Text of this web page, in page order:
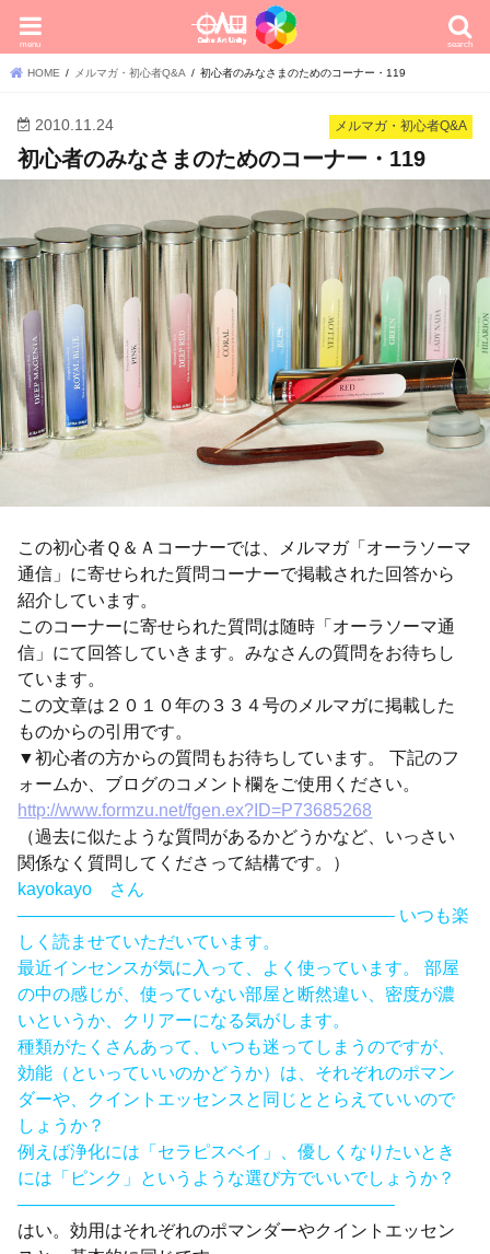
search
menu
HOME メルマガ・初心者Q&A 初心者のみなさまのためのコーナー・119
メルマガ・初心者Q&A
2010.11.24
初心者のみなさまのためのコーナー・119
この初心者Ｑ＆Ａコーナーでは、メルマガ「オーラソーマ
通信」に寄せられた質問コーナーで掲載された回答から
紹介しています。
このコーナーに寄せられた質問は随時「オーラソーマ通
信」にて回答していきます。みなさんの質問をお待ちし
ています。
この文章は２０１０年の３３４号のメルマガに掲載した
ものからの引用です。
▼初心者の方からの質問もお待ちしています。 下記のフ
ォームか、ブログのコメント欄をご使用ください。
http://www.formzu.net/fgen.ex?ID=P73685268
（過去に似たような質問があるかどうかなど、いっさい
関係なく質問してくださって結構です。）
kayokayo さん
—————————————————————– いつも楽
しく読ませていただいています。
最近インセンスが気に入って、よく使っています。 部屋
の中の感じが、使っていない部屋と断然違い、密度が濃
いというか、クリアーになる気がします。
種類がたくさんあって、いつも迷ってしまうのですが、
効能（といっていいのかどうか）は、それぞれのポマン
ダーや、クイントエッセンスと同じととらえていいので
しょうか？
例えば浄化には「セラピスベイ」、優しくなりたいとき
には「ピンク」というような選び方でいいでしょうか？
—————————————————————–
はい。効用はそれぞれのポマンダーやクイントエッセン